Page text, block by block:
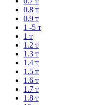
0.8 т
0.9 т
1 -5 т
1 т
1.2 т
1.3 т
1.4 т
1.5 т
1.6 т
1.7 т
1.8 т